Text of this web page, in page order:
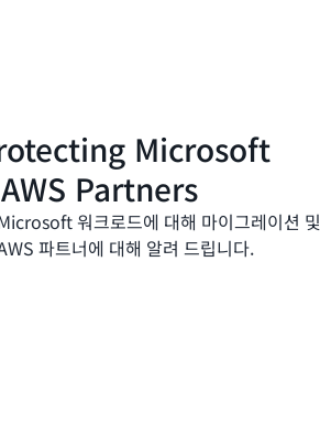
Microsoft
Partners
워크로드에 대해 마이그레이션 및
파트너에 대해 알려 드립니다.